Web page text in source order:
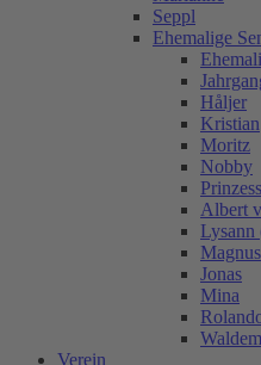
Seppl
Ehemalige
Håljer
Kristian
Moritz
Nobby
Albert
Lysann
Magnus
Jonas
Mina
Verein